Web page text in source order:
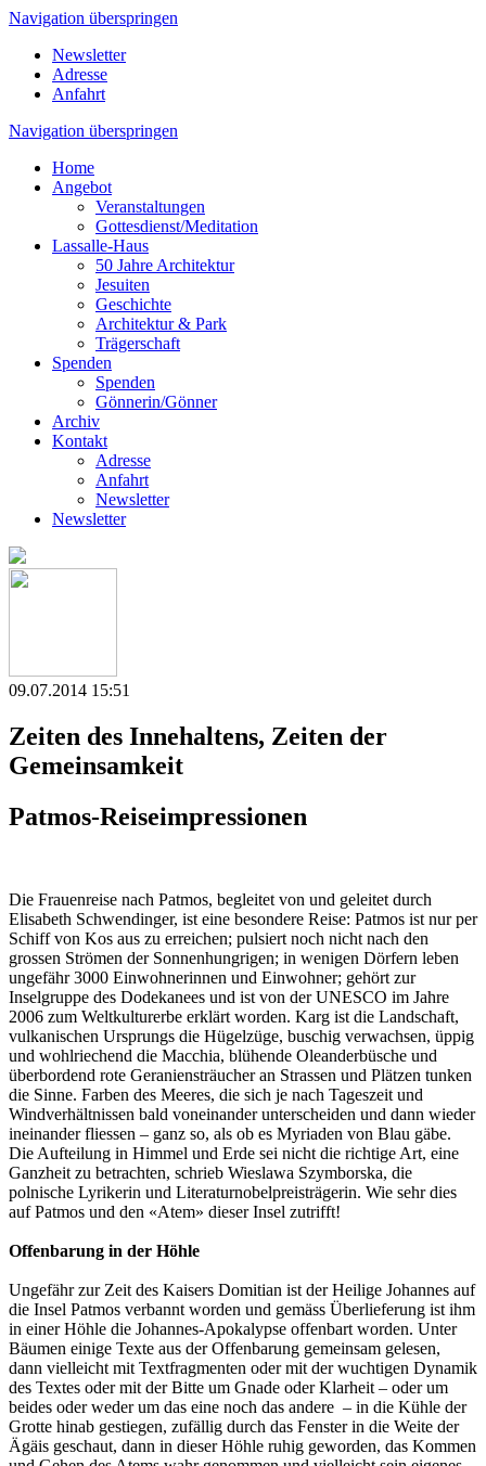
Navigation überspringen
Newsletter
Adresse
Anfahrt
Navigation überspringen
Home
Angebot
Veranstaltungen
Gottesdienst/Meditation
Lassalle-Haus
50 Jahre Architektur
Jesuiten
Geschichte
Architektur & Park
Trägerschaft
Spenden
Spenden
Gönnerin/Gönner
Archiv
Kontakt
Adresse
Anfahrt
Newsletter
Newsletter
09.07.2014 15:51
Zeiten des Innehaltens, Zeiten der
Gemeinsamkeit
Patmos-Reiseimpressionen
Die Frauenreise nach Patmos, begleitet von und geleitet durch
Elisabeth Schwendinger, ist eine besondere Reise: Patmos ist nur per
Schiff von Kos aus zu erreichen; pulsiert noch nicht nach den
grossen Strömen der Sonnenhungrigen; in wenigen Dörfern leben
ungefähr 3000 Einwohnerinnen und Einwohner; gehört zur
Inselgruppe des Dodekanees und ist von der UNESCO im Jahre
2006 zum Weltkulturerbe erklärt worden. Karg ist die Landschaft,
vulkanischen Ursprungs die Hügelzüge, buschig verwachsen, üppig
und wohlriechend die Macchia, blühende Oleanderbüsche und
überbordend rote Geraniensträucher an Strassen und Plätzen tunken
die Sinne. Farben des Meeres, die sich je nach Tageszeit und
Windverhältnissen bald voneinander unterscheiden und dann wieder
ineinander fliessen – ganz so, als ob es Myriaden von Blau gäbe.
Die Aufteilung in Himmel und Erde sei nicht die richtige Art, eine
Ganzheit zu betrachten, schrieb Wieslawa Szymborska, die
polnische Lyrikerin und Literaturnobelpreisträgerin. Wie sehr dies
auf Patmos und den «Atem» dieser Insel zutrifft!
Offenbarung in der Höhle
Ungefähr zur Zeit des Kaisers Domitian ist der Heilige Johannes auf
die Insel Patmos verbannt worden und gemäss Überlieferung ist ihm
in einer Höhle die Johannes-Apokalypse offenbart worden. Unter
Bäumen einige Texte aus der Offenbarung gemeinsam gelesen,
dann vielleicht mit Textfragmenten oder mit der wuchtigen Dynamik
des Textes oder mit der Bitte um Gnade oder Klarheit – oder um
beides oder weder um das eine noch das andere – in die Kühle der
Grotte hinab gestiegen, zufällig durch das Fenster in die Weite der
Ägäis geschaut, dann in dieser Höhle ruhig geworden, das Kommen